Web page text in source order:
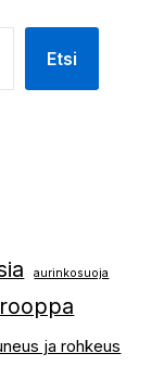
Etsi
aurinkosuoja
ja rohkeus